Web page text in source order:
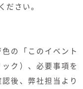
さい。
の「このイベント
ク）、必要事項を
後、弊社担当より